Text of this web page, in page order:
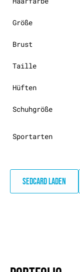
Größe
Brust
Taille
Hüften
Schuhgröße
Sportarten
SEDCARD LADEN